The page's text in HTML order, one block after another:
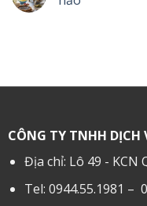
CÔNG TY TNHH
Địa chỉ: Lô 49 - KCN
Tel: 0944.55.1981 –